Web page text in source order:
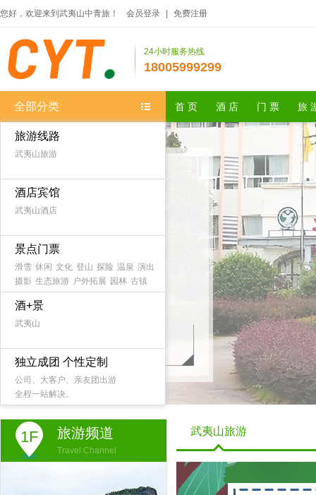
您好，欢迎来到武夷山中青旅！ 会员登录 免费注册
24小时服务热线
18005999299
全部分类
旅游线路
武夷山旅游
酒店宾馆
武夷山酒店
景点门票
滑雪 休闲 文化 登山 探险 温泉 演出
摄影 生态旅游 户外拓展 园林 古镇
农家乐 森林公园 海滨海岛 主题乐园
古迹 避暑
酒+景
武夷山
独立成团 个性定制
公司、大客户、亲友团出游
全程一站解决。
首 页 酒 店 门 票 旅
1F 旅游频道
Travel Channel
武夷山旅游